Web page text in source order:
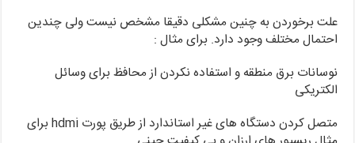
علت برخوردن به چنین مشکلی دقیقا مشخص نیست ولی چندین
احتمال مختلف وجود دارد. برای مثال :
نوسانات برق منطقه و استفاده نکردن از محافظ برای وسائل
الکتریکی
متصل کردن دستگاه های غیر استاندارد از طریق پورت hdmi برای